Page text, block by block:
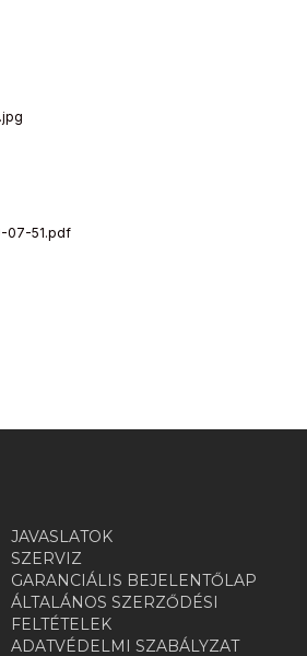
07-51.pdf
JAVASLATOK
SZERVIZ
GARANCIÁLIS BEJELENTŐLAP
ÁLTALÁNOS SZERZŐDÉSI
FELTÉTELEK
ADATVÉDELMI SZABÁLYZAT